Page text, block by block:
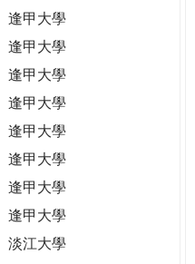
逢甲大學
逢甲大學
逢甲大學
逢甲大學
逢甲大學
逢甲大學
逢甲大學
逢甲大學
淡江大學